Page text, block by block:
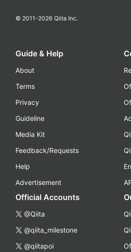
© 2011-2026 Qiita Inc.
Guide & Help
About
Terms
Privacy
Guideline
Media Kit
Feedback/Requests
Help
Advertisement
Official Accounts
@Qiita
@qiita_milestone
@qiitapoi